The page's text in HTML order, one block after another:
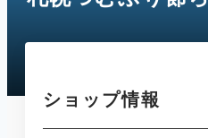
ショップ情報